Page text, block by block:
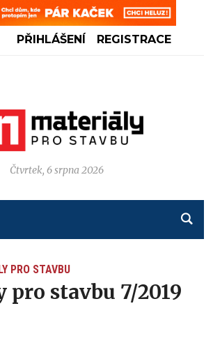
PŘIHLÁŠENÍ REGISTRACE
Čtvrtek, 6 srpna 2026
PRO STAVBU
stavbu 7/2019